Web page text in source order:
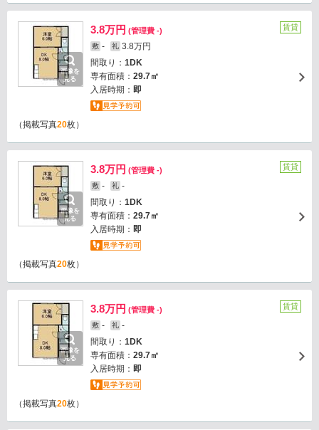
画像を
見る
3.8万円 (管理費 -)
敷 - 礼 3.8万円
間取り： 1DK
専有面積： 29.7㎡
入居時期： 即
賃貸
（掲載写真20枚）
画像を
見る
3.8万円 (管理費 -)
敷 - 礼 -
間取り： 1DK
専有面積： 29.7㎡
入居時期： 即
賃貸
（掲載写真20枚）
画像を
見る
3.8万円 (管理費 -)
敷 - 礼 -
間取り： 1DK
専有面積： 29.7㎡
入居時期： 即
賃貸
（掲載写真20枚）